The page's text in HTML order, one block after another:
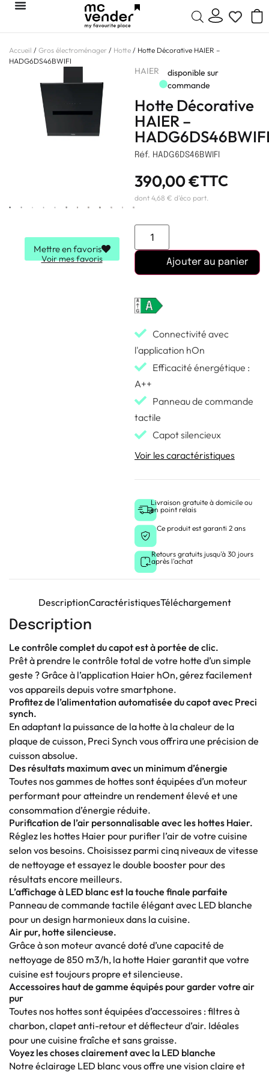
Accueil / Gros électroménager / Hotte / Hotte Décorative HAIER –
HADG6DS46BWIFI
Mettre en favoris
Voir mes favoris
HAIER
disponible sur
commande
Hotte Décorative
HAIER –
Réf. HADG6DS46BWIFI
390,00€TTC
dont 4,68 € d'éco part.
Ajouter au panier
Connectivité avec
l'application hOn
Efficacité énergétique :
A++
Panneau de commande
tactile
Capot silencieux
Voir les caractéristiques
Livraison gratuite à domicile ou
en point relais
Ce produit est garanti 2 ans
Retours gratuits jusqu'à 30 jours
après l'achat
DescriptionCaractéristiquesTéléchargement
Description
Le contrôle complet du capot est à portée de clic.
Prêt à prendre le contrôle total de votre hotte d’un simple
geste ? Grâce à l’application Haier hOn, gérez facilement
vos appareils depuis votre smartphone.
Profitez de l’alimentation automatisée du capot avec Preci
synch.
En adaptant la puissance de la hotte à la chaleur de la
plaque de cuisson, Preci Synch vous offrira une précision de
cuisson absolue.
Des résultats maximum avec un minimum d’énergie
Toutes nos gammes de hottes sont équipées d’un moteur
performant pour atteindre un rendement élevé et une
consommation d’énergie réduite.
Purification de l’air personnalisable avec les hottes Haier.
Réglez les hottes Haier pour purifier l’air de votre cuisine
selon vos besoins. Choisissez parmi cinq niveaux de vitesse
de nettoyage et essayez le double booster pour des
résultats encore meilleurs.
L’affichage à LED blanc est la touche finale parfaite
Panneau de commande tactile élégant avec LED blanche
pour un design harmonieux dans la cuisine.
Air pur, hotte silencieuse.
Grâce à son moteur avancé doté d’une capacité de
nettoyage de 850 m3/h, la hotte Haier garantit que votre
cuisine est toujours propre et silencieuse.
Accessoires haut de gamme équipés pour garder votre air
pur
Toutes nos hottes sont équipées d’accessoires : filtres à
charbon, clapet anti-retour et déflecteur d’air. Idéales
pour une cuisine fraîche et sans graisse.
Voyez les choses clairement avec la LED blanche
Notre éclairage LED blanc vous offre une vision claire et